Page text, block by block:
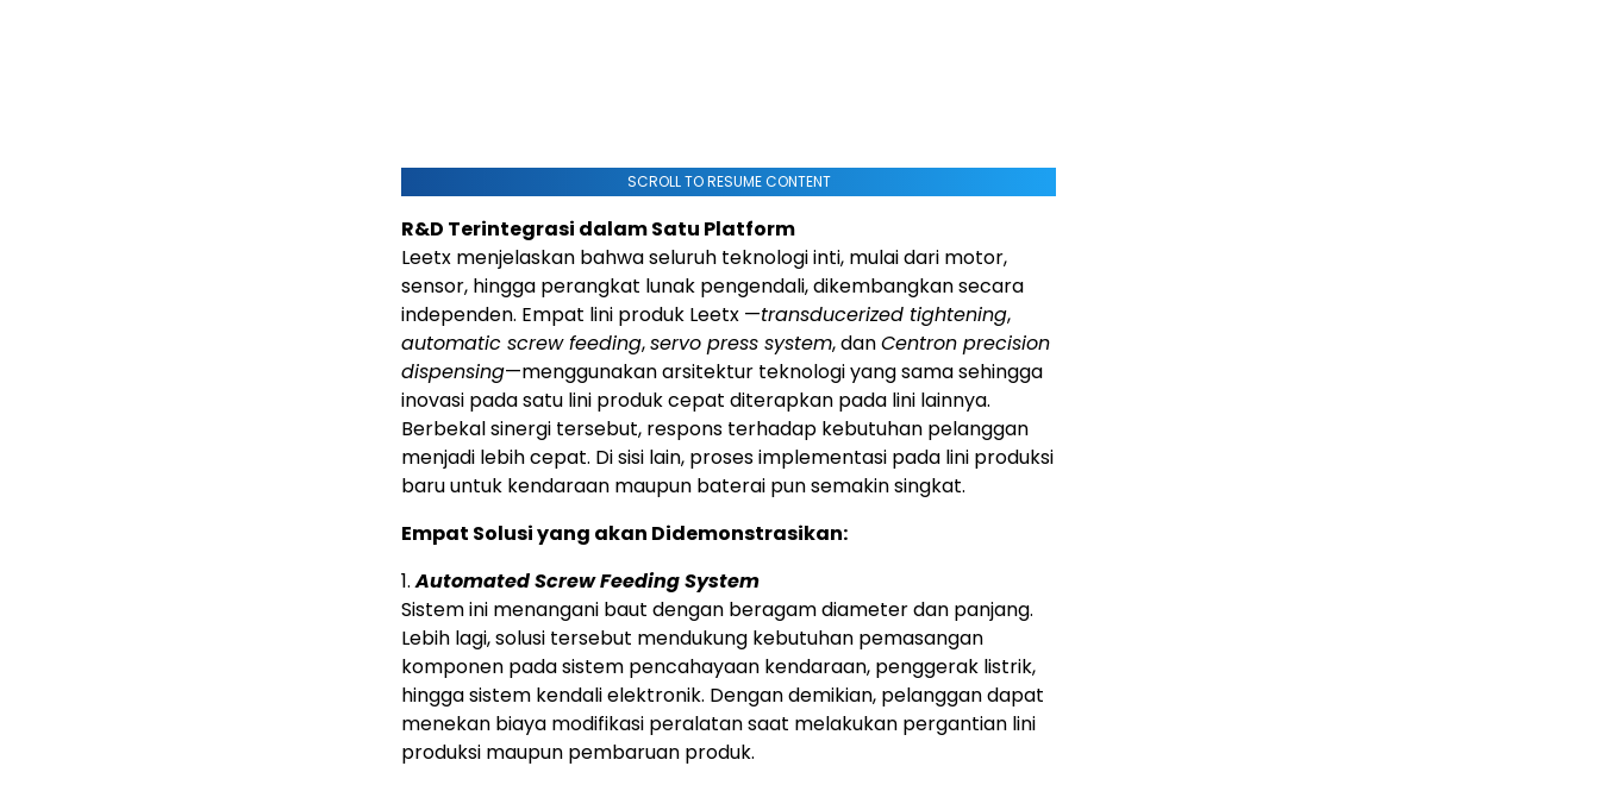
SCROLL TO RESUME CONTENT
R&D Terintegrasi dalam Satu Platform
Leetx menjelaskan bahwa seluruh teknologi inti, mulai dari motor,
sensor, hingga perangkat lunak pengendali, dikembangkan secara
independen. Empat lini produk Leetx —transducerized tightening,
automatic screw feeding,servo press system, danCentron precision
dispensing—menggunakan arsitektur teknologi yang sama sehingga
inovasi pada satu lini produk cepat diterapkan pada lini lainnya.
Berbekal sinergi tersebut, respons terhadap kebutuhan pelanggan
menjadi lebih cepat. Di sisi lain, proses implementasi pada lini produksi
baru untuk kendaraan maupun baterai pun semakin singkat.
Empat Solusi yang akan Didemonstrasikan:
1.Automated Screw Feeding System
Sistem ini menangani baut dengan beragam diameter dan panjang.
Lebih lagi, solusi tersebut mendukung kebutuhan pemasangan
komponen pada sistem pencahayaan kendaraan, penggerak listrik,
hingga sistem kendali elektronik. Dengan demikian, pelanggan dapat
menekan biaya modifikasi peralatan saat melakukan pergantian lini
produksi maupun pembaruan produk.